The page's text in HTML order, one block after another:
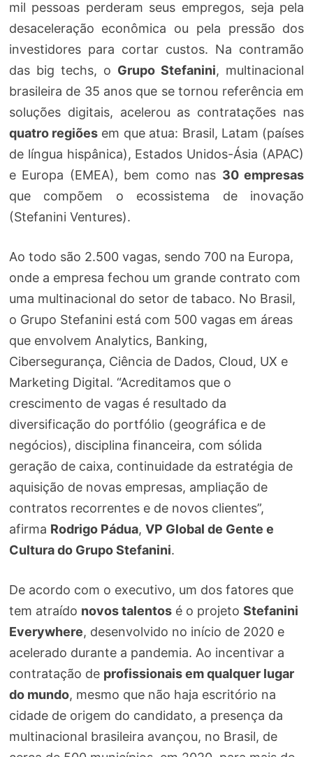
mil pessoas perderam seus empregos, seja pela
desaceleração econômica ou pela pressão dos
investidores para cortar custos. Na contramão
das big techs, o Grupo Stefanini, multinacional
brasileira de 35 anos que se tornou referência em
soluções digitais, acelerou as contratações nas
quatro regiões em que atua: Brasil, Latam (países
de língua hispânica), Estados Unidos-Ásia (APAC)
e Europa (EMEA), bem como nas 30 empresas
que compõem o ecossistema de inovação
(Stefanini Ventures).
Ao todo são 2.500 vagas, sendo 700 na Europa,
onde a empresa fechou um grande contrato com
uma multinacional do setor de tabaco. No Brasil,
o Grupo Stefanini está com 500 vagas em áreas
que envolvem Analytics, Banking,
Cibersegurança, Ciência de Dados, Cloud, UX e
Marketing Digital. “Acreditamos que o
crescimento de vagas é resultado da
diversificação do portfólio (geográfica e de
negócios), disciplina financeira, com sólida
geração de caixa, continuidade da estratégia de
aquisição de novas empresas, ampliação de
contratos recorrentes e de novos clientes”,
afirma Rodrigo Pádua, VP Global de Gente e
Cultura do Grupo Stefanini.
De acordo com o executivo, um dos fatores que
tem atraído novos talentosé o projeto Stefanini
Everywhere, desenvolvido no início de 2020 e
acelerado durante a pandemia. Ao incentivar a
contratação de profissionais em qualquer lugar
do mundo, mesmo que não haja escritório na
cidade de origem do candidato, a presença da
multinacional brasileira avançou, no Brasil, de